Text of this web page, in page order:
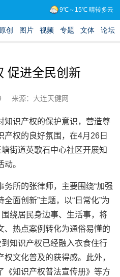
促进全民创新
来源：大连天健网
知识产权的保护意识，营造尊
产权的良好氛围，在4月26日
街道英歌石中心社区开展知
。
务所的张律师，主要围绕“加强
面创新”主题，以“日常化”为
绕居民身边事、生活事，将
、热点案例转化为通俗易懂的
知识产权已经融入衣食住行
文化普及的获得感。此外，
《知识产权普法宣传册》等方